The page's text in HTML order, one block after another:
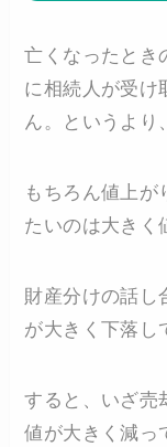
亡くなったとき
に相続人が受け
ん。というより
もちろん値上が
たいのは大きく
財産分けの話し
が大きく下落し
すると、いざ売
値が大きく減っ